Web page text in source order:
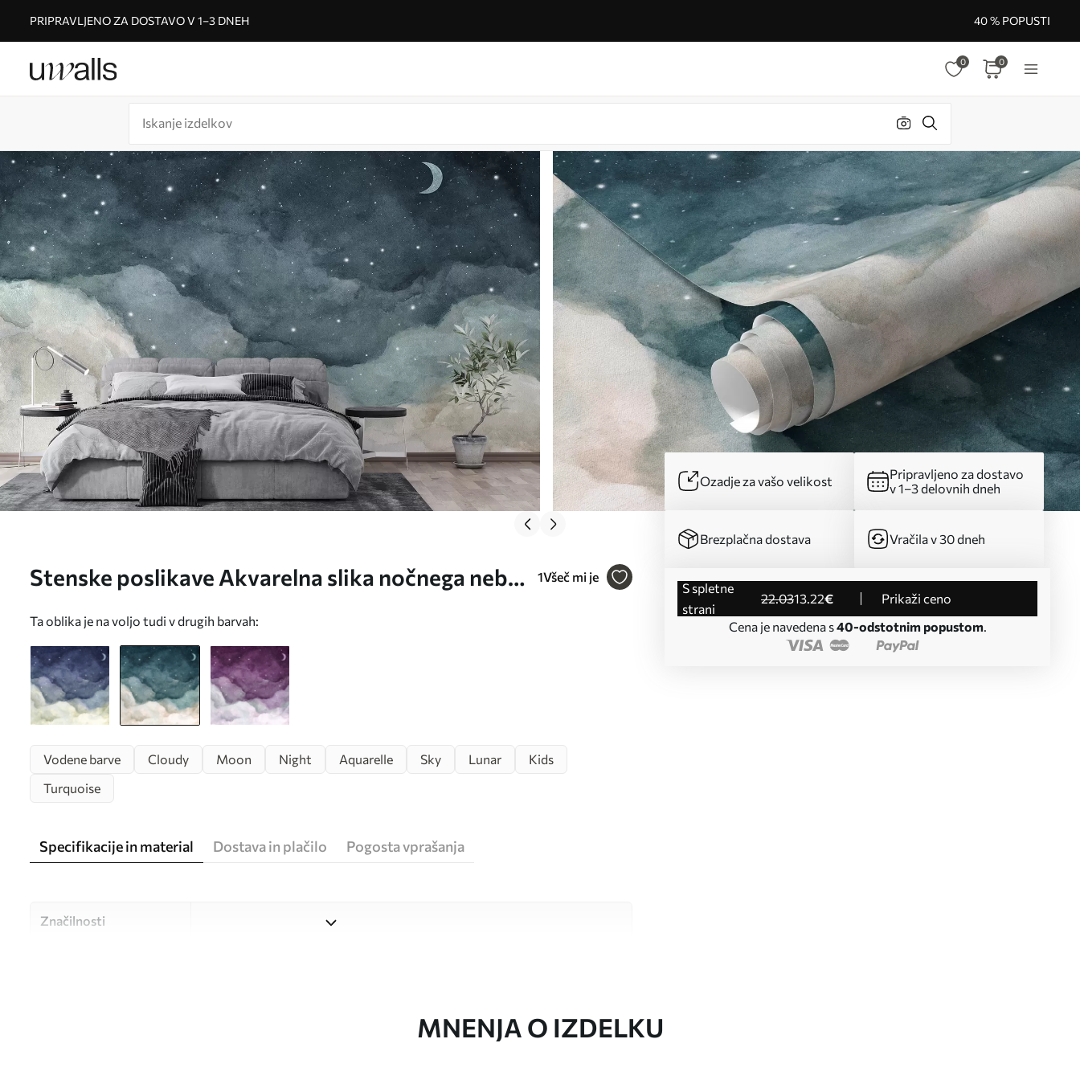
PRIPRAVLJENO ZA DOSTAVO V 1–3 DNEH 40 % POPUSTI
0 0
Stenske poslikave Akvarelna slika nočnega neba
barvah Št. u96076v2
1Všeč mi je
Ta oblika je na voljo tudi v drugih barvah:
Ozadje za vašo velikost
Pripravljeno za dostavo
v 1–3 delovnih dneh
Brezplačna dostava Vračila v 30 dneh
s spletne
strani
22.0313.22€
Prikaži ceno
Cena je navedena s40-odstotnim popustom.
Vodene barve Cloudy Moon Night Aquarelle Sky Lunar
Kids
Turquoise
Specifikacije in material Dostava in plačilo Pogosta vprašanja
Značilnosti
MNENJA O IZDELKU